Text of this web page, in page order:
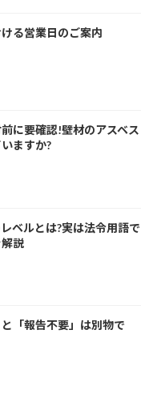
る営業日のご案内
に要確認!壁材のアスベス
ますか?
ベルとは?実は法令用語で
説
と「報告不要」は別物で